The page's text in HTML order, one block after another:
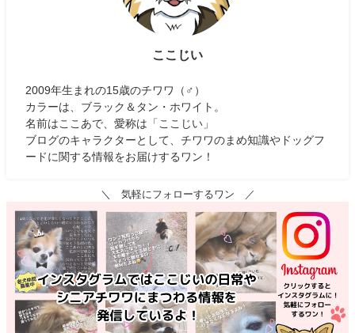
ここじい
2009年生まれの15歳のチワワ（♂）
カラーは、ブラック＆タン・ホワイト。
名前はここあで、愛称は「ここじい」
ブログのキャラクターとして、チワワのまめ知識やドッグフ
ードに関する情報をお届けするワン！
＼ 気軽にフォローするワン ／